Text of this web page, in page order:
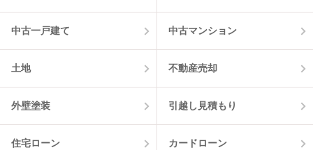
中古一戸建て 中古マンション
土地 不動産売却
外壁塗装 引越し見積もり
住宅ローン カードローン